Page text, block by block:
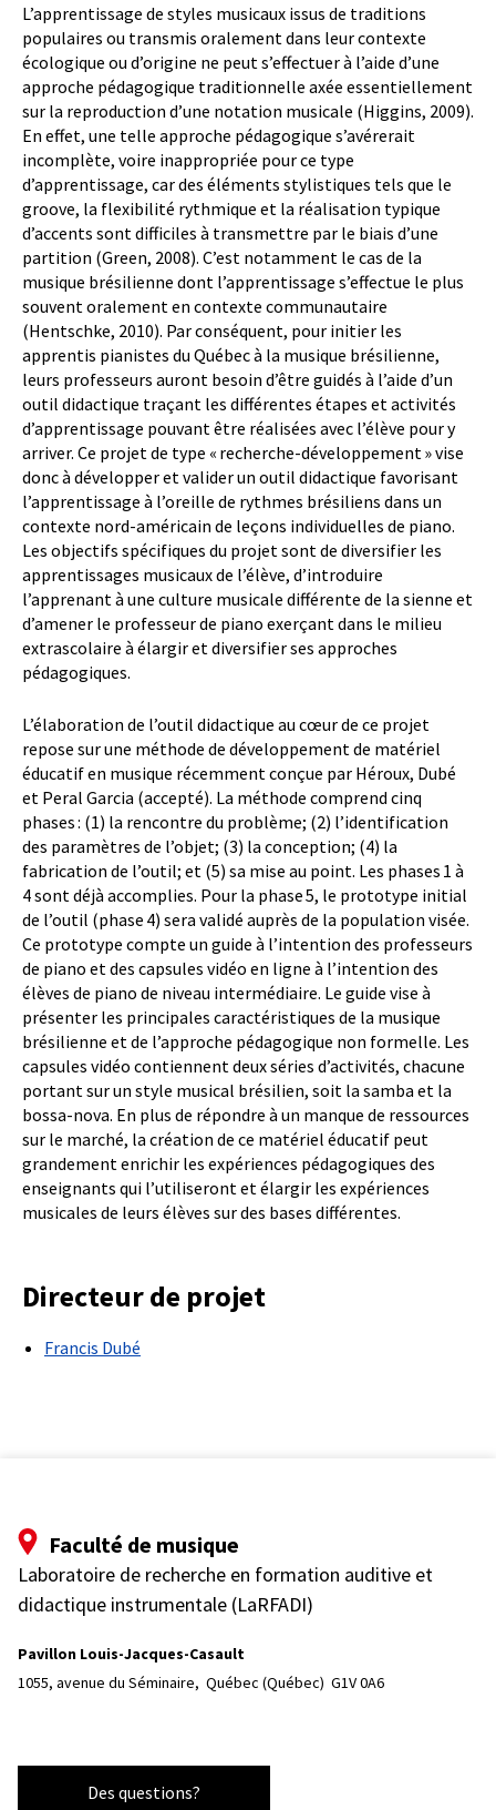
L’apprentissage de styles musicaux issus de traditions
populaires ou transmis oralement dans leur contexte
écologique ou d’origine ne peut s’effectuer à l’aide d’une
approche pédagogique traditionnelle axée essentiellement
sur la reproduction d’une notation musicale (Higgins, 2009).
En effet, une telle approche pédagogique s’avérerait
incomplète, voire inappropriée pour ce type
d’apprentissage, car des éléments stylistiques tels que le
groove, la flexibilité rythmique et la réalisation typique
d’accents sont difficiles à transmettre par le biais d’une
partition (Green, 2008). C’est notamment le cas de la
musique brésilienne dont l’apprentissage s’effectue le plus
souvent oralement en contexte communautaire
(Hentschke, 2010). Par conséquent, pour initier les
apprentis pianistes du Québec à la musique brésilienne,
leurs professeurs auront besoin d’être guidés à l’aide d’un
outil didactique traçant les différentes étapes et activités
d’apprentissage pouvant être réalisées avec l’élève pour y
arriver. Ce projet de type « recherche-développement » vise
donc à développer et valider un outil didactique favorisant
l’apprentissage à l’oreille de rythmes brésiliens dans un
contexte nord-américain de leçons individuelles de piano.
Les objectifs spécifiques du projet sont de diversifier les
apprentissages musicaux de l’élève, d’introduire
l’apprenant à une culture musicale différente de la sienne et
d’amener le professeur de piano exerçant dans le milieu
extrascolaire à élargir et diversifier ses approches
pédagogiques.
L’élaboration de l’outil didactique au cœur de ce projet
repose sur une méthode de développement de matériel
éducatif en musique récemment conçue par Héroux, Dubé
et Peral Garcia (accepté). La méthode comprend cinq
phases : (1) la rencontre du problème; (2) l’identification
des paramètres de l’objet; (3) la conception; (4) la
fabrication de l’outil; et (5) sa mise au point. Les phases 1 à
4 sont déjà accomplies. Pour la phase 5, le prototype initial
de l’outil (phase 4) sera validé auprès de la population visée.
Ce prototype compte un guide à l’intention des professeurs
de piano et des capsules vidéo en ligne à l’intention des
élèves de piano de niveau intermédiaire. Le guide vise à
présenter les principales caractéristiques de la musique
brésilienne et de l’approche pédagogique non formelle. Les
capsules vidéo contiennent deux séries d’activités, chacune
portant sur un style musical brésilien, soit la samba et la
bossa-nova. En plus de répondre à un manque de ressources
sur le marché, la création de ce matériel éducatif peut
grandement enrichir les expériences pédagogiques des
enseignants qui l’utiliseront et élargir les expériences
musicales de leurs élèves sur des bases différentes.
Directeur de projet
Francis Dubé
Faculté de musique
Laboratoire de recherche en formation auditive et
didactique instrumentale (LaRFADI)
Pavillon Louis-Jacques-Casault
1055, avenue du Séminaire, Québec (Québec)  G1V 0A6
Des questions?